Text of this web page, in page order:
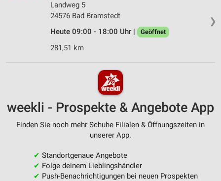
❯
Landweg 5
24576 Bad Bramstedt
Heute 09:00 - 18:00 Uhr |
Geöffnet
281,51 km
weekli - Prospekte & Angebote App
Finden Sie noch mehr Schuhe Filialen & Öffnungszeiten in
unserer App.
✔ Standortgenaue Angebote
✔ Folge deinem Lieblingshändler
✔ Push-Benachrichtigungen bei neuen Prospekten